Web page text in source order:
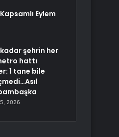
Eylem
şehrin her
hattı
1 tane bile
2026